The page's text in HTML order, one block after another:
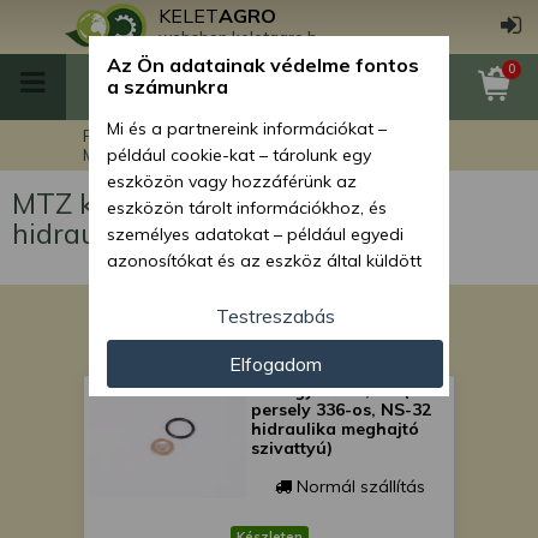
KELETAGRO
webshop.keletagro.hu
0
Főoldal
MTZ traktor alkatrészek
MTZ különkörfolyamú hidraulikarendszer
MTZ különkörfolyamú
hidraulikarendszer
Gumigyűrű 24,5x3 (MTZ
persely 336-os, NS-32
hidraulika meghajtó
szivattyú)
Normál szállítás
Az Ön adatainak védelme fontos
a számunkra
Mi és a partnereink információkat –
például cookie-kat – tárolunk egy
eszközön vagy hozzáférünk az
eszközön tárolt információkhoz, és
személyes adatokat – például egyedi
azonosítókat és az eszköz által küldött
személyre szabott hirdetések és
tartalom nyújtásához, hirdetés- és
tartalomméréshez, nézettségi adatok
gyűjtéséhez, valamint termékek
kifejlesztéséhez és a termékek
javításához. Az Ön engedélyével mi és a
módszerrel szerzett pontos geolokációs
adatokat és azonosítási információkat
Testreszabás
Elfogadom